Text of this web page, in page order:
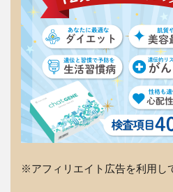
※アフィリエイト広告を利用し